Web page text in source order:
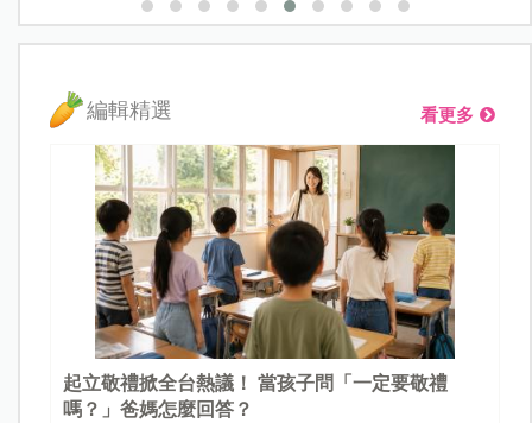
編輯精選 看更多
起立敬禮掀全台熱議！ 當孩子問「一定要敬禮
嗎？」爸媽怎麼回答？